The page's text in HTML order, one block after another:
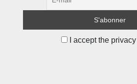
I accept the